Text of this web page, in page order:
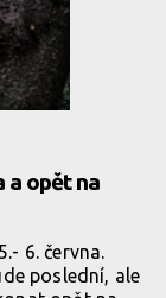
a opět na
6. června.
poslední, ale